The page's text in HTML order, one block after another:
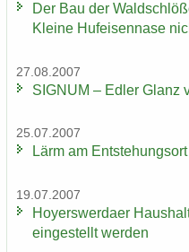
Der Bau der
Klei­ne Huf­ei­sen­na­se
27.08.2007
SI­GNUM – Edler Glanz
25.07.2007
Lärm am
19.07.2007
Ho­yers­wer­da­er
ein­ge­stellt wer­den